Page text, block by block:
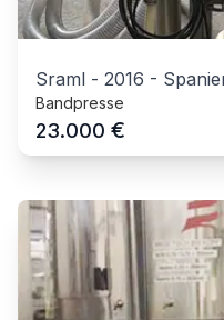
Sraml - 2016 -
Bandpresse
23.000 €